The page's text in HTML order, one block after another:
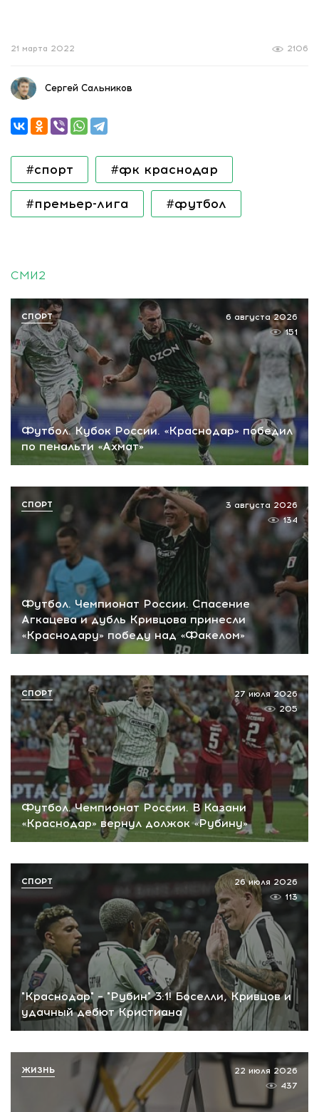
2106
21 марта 2022
Сергей Сальников
#спорт #фк краснодар
#премьер-лига #футбол
СМИ2
Футбол. Кубок России. «Краснодар» победил
по пенальти «Ахмат»
6 августа 2026
151
СПОРТ
Футбол. Чемпионат России. Спасение
Агкацева и дубль Кривцова принесли
«Краснодару» победу над «Факелом»
3 августа 2026
134
СПОРТ
Футбол. Чемпионат России. В Казани
«Краснодар» вернул должок «Рубину»
27 июля 2026
205
СПОРТ
"Краснодар" – "Рубин" 3:1! Боселли, Кривцов и
удачный дебют Кристиана
26 июля 2026
113
СПОРТ
22 июля 2026
437
ЖИЗНЬ